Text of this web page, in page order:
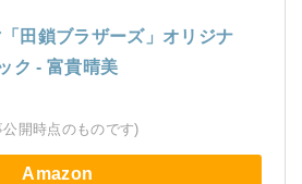
田鎖ブラザーズ」オリジナ
ク - 富貴晴美
開時点のものです)
Amazon